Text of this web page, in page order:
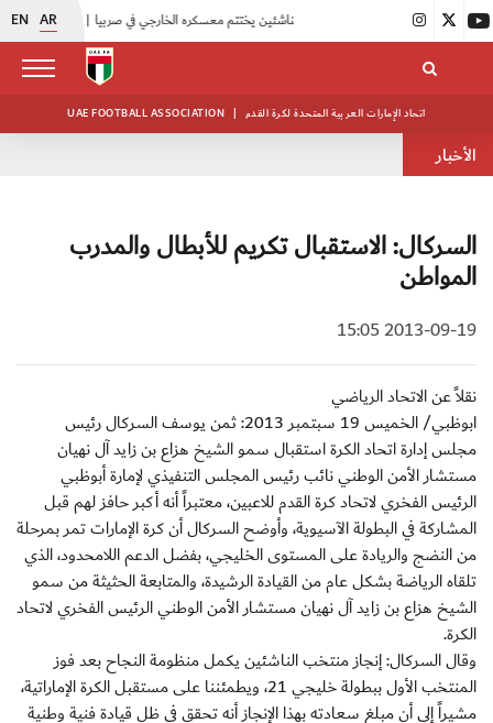
EN AR اتحاد الكرة يُنظم ورشة عمل للمراقبين المعتمدين |
UAE FOOTBALL ASSOCIATION | اتحاد الإمارات العربية المتحدة لكرة القدم
الأخبار
السركال: الاستقبال تكريم للأبطال والمدرب
المواطن
2013-09-19 15:05
نقلاً عن الاتحاد الرياضي
ابوظبي/ الخميس 19 سبتمبر 2013: ثمن يوسف السركال رئيس
مجلس إدارة اتحاد الكرة استقبال سمو الشيخ هزاع بن زايد آل نهيان
مستشار الأمن الوطني نائب رئيس المجلس التنفيذي لإمارة أبوظبي
الرئيس الفخري لاتحاد كرة القدم للاعبين، معتبراً أنه أكبر حافز لهم قبل
المشاركة في البطولة الآسيوية، وأوضح السركال أن كرة الإمارات تمر بمرحلة
من النضج والريادة على المستوى الخليجي، بفضل الدعم اللامحدود، الذي
تلقاه الرياضة بشكل عام من القيادة الرشيدة، والمتابعة الحثيثة من سمو
الشيخ هزاع بن زايد آل نهيان مستشار الأمن الوطني الرئيس الفخري لاتحاد
الكرة.
وقال السركال: إنجاز منتخب الناشئين يكمل منظومة النجاح بعد فوز
المنتخب الأول ببطولة خليجي 21، ويطمئننا على مستقبل الكرة الإماراتية،
مشيراً إلى أن مبلغ سعادته بهذا الإنجاز أنه تحقق في ظل قيادة فنية وطنية